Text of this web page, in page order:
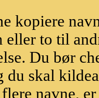
kopiere
eller to til
Du bør
du skal
navne,